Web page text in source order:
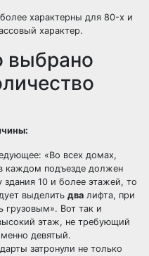
характерны для 80-x и
характер.
выбрано
«Во всех домах,
каждом подъезде должен
здания 10 и более этажей, то
выделить два лифта, при
грузовым». Вот так и
этаж, не требующий
девятый.
затронули не только